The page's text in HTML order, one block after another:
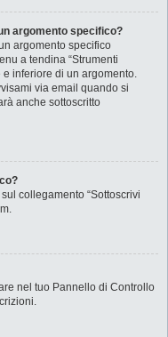
argomento specifico?
argomento specifico
a tendina “Strumenti
inferiore di un argomento.
via email quando si
anche sottoscritto
collegamento “Sottoscrivi
nel tuo Pannello di Controllo